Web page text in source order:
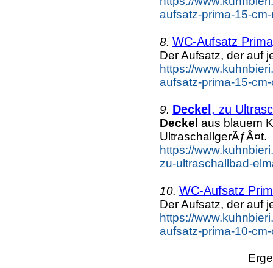
aufsatz-prima-15-cm-
8. WC-Aufsatz
Der Aufsatz, der auf
https://
aufsatz-prima-15-
9. Deckel , zu
Deckel aus blauem
UltraschallgerÃƒÂ¤t.
https://
zu-ultraschallbad-
10. WC-Aufsatz
Der Aufsatz, der auf
https://
aufsatz-prima-10-